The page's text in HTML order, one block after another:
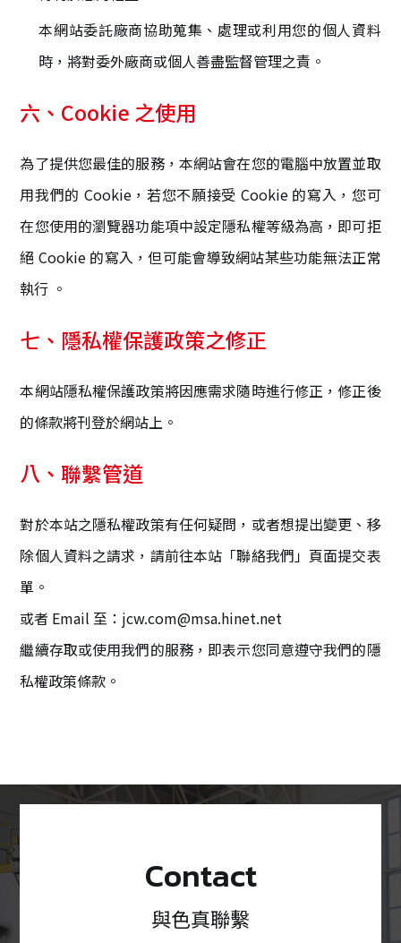
本網站委託廠商協助蒐集、處理或利用您的個人資料
時，將對委外廠商或個人善盡監督管理之責。
六、Cookie 之使用
為了提供您最佳的服務，本網站會在您的電腦中放置並取
用我們的 Cookie，若您不願接受 Cookie 的寫入，您可
在您使用的瀏覽器功能項中設定隱私權等級為高，即可拒
絕 Cookie 的寫入，但可能會導致網站某些功能無法正常
執行 。
七、隱私權保護政策之修正
本網站隱私權保護政策將因應需求隨時進行修正，修正後
的條款將刊登於網站上。
八、聯繫管道
對於本站之隱私權政策有任何疑問，或者想提出變更、移
除個人資料之請求，請前往本站「聯絡我們」頁面提交表
單。
或者 Email 至： jcw.com@msa.hinet.net
繼續存取或使用我們的服務，即表示您同意遵守我們的隱
私權政策條款。
Contact
與色真聯繫